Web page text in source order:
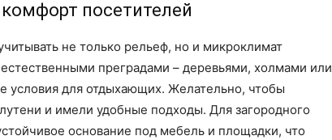
посетителей
не только рельеф, но и микроклимат
преградами – деревьями, холмами или
условия для отдыхающих. Желательно, чтобы
и имели удобные подходы. Для загородного
основание под мебель и площадки, что